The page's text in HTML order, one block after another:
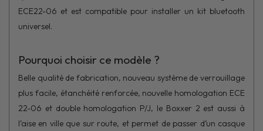
ECE22-06 et est compatible pour installer un kit bluetooth
universel.
Pourquoi choisir ce modèle ?
Belle qualité de fabrication, nouveau système de verrouillage
plus facile, étanchéité renforcée, nouvelle homologation ECE
22-06 et double homologation P/J, le Boxxer 2 est aussi à
l’aise en ville que sur route, et permet de passer d’un casque